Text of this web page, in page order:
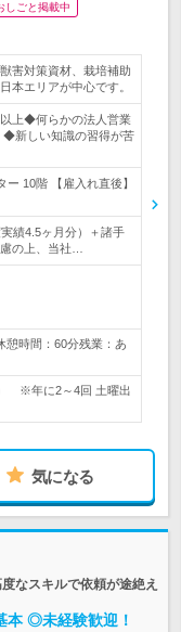
しごと掲載中
害対策資材、栽培補助
本エリアが中心です。
上◆何らかの法人営業
◆新しい知識の習得が苦
10階 【雇入れ直後】
績4.5ヶ月分）＋諸手
の上、当社…
憩時間：60分残業：あ
※年に2～4回 土曜出
気になる
なスキルで依頼が途絶え
本 ◎未経験歓迎！